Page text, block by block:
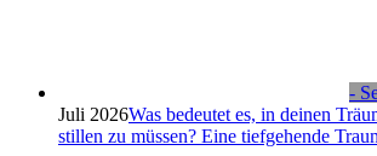
-
Juli 2026Was bedeutet es, in deinen
stillen zu müssen? Eine tiefgehende